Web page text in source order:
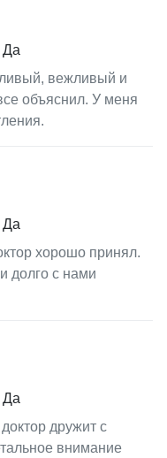
Да
вежливый и
объяснил. У меня
Да
хорошо принял.
долго с нами
Да
дружит с
внимание